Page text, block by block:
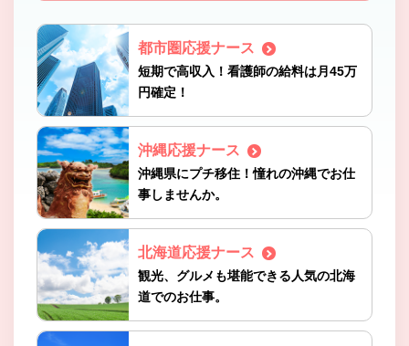
都市圏応援ナース
短期で高収入！看護師の給料は月45万
円確定！
沖縄応援ナース
沖縄県にプチ移住！憧れの沖縄でお仕
事しませんか。
北海道応援ナース
観光、グルメも堪能できる人気の北海
道でのお仕事。